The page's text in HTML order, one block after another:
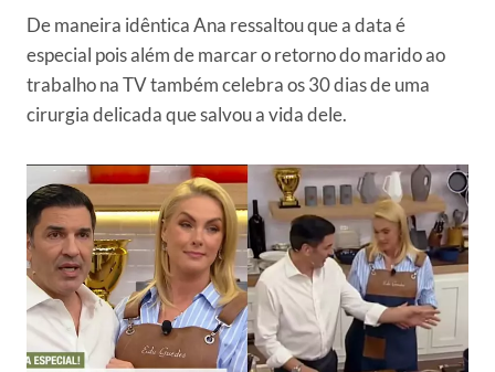
De maneira idêntica Ana ressaltou que a data é
especial pois além de marcar o retorno do marido ao
trabalho na TV também celebra os 30 dias de uma
cirurgia delicada que salvou a vida dele.